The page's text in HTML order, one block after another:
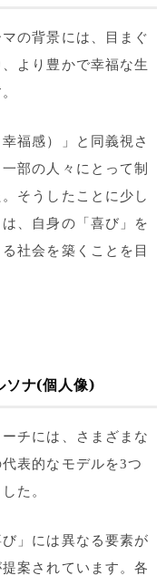
の背景には、目まぐ
より豊かで幸福な生
福感）」と同義視さ
部の人々にとって制
そうしたことに少し
、自身の「喜び」を
社会を築くことを目
ソナ(個人像)
チには、さまざまな
表的なモデルを3つ
た。
」には異なる要素が
案されています。各